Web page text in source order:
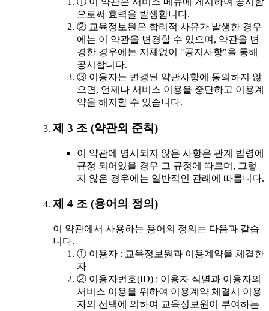
으로써 효력을 발생합니다.
② 교육정보원은 합리적 사유가 발생한 경우
에는 이 약관을 변경할 수 있으며, 약관을 변
경한 경우에는 지체없이 "공지사항"을 통해
공시합니다.
③ 이용자는 변경된 약관사항에 동의하지 않
으면, 언제나 서비스 이용을 중단하고 이용계
약을 해지할 수 있습니다.
제 3 조 (약관외 준칙)
이 약관에 명시되지 않은 사항은 관계 법령에
규정 되어있을 경우 그 규정에 따르며, 그렇
지 않은 경우에는 일반적인 관례에 따릅니다.
제 4 조 (용어의 정의)
이 약관에서 사용하는 용어의 정의는 다음과 같습
니다.
① 이용자 : 교육정보원과 이용계약을 체결한
자
② 이용자번호(ID) : 이용자 식별과 이용자의
서비스 이용을 위하여 이용계약 체결시 이용
자의 선택에 의하여 교육정보원이 부여하는